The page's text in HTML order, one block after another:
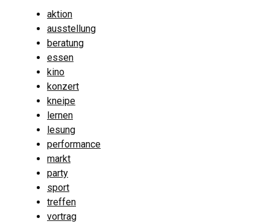
aktion
ausstellung
beratung
essen
kino
konzert
kneipe
lernen
lesung
performance
markt
party
sport
treffen
vortrag